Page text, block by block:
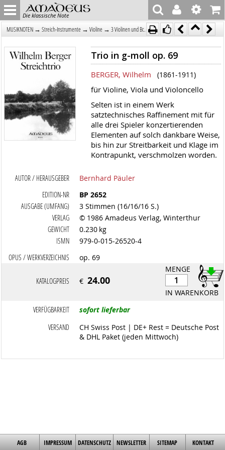
Die klassische Note
MUSIKNOTEN → Streich-Instrumente → Violine → 3 Violinen und Bc.
Trio in g-moll op. 69
BERGER, Wilhelm (1861-1911)
für Violine, Viola und Violoncello
Selten ist in einem Werk
satztechnisches Raffinement mit für
alle drei Spieler konzertierenden
Elementen auf solch dankbare Weise,
bis hin zur Streitbarkeit und Klage im
Kontrapunkt, verschmolzen worden.
AUTOR / HERAUSGEBER
Bernhard Päuler
EDITION-NR
BP 2652
AUSGABE (UMFANG)
3 Stimmen (16/16/16 S.)
VERLAG
© 1986 Amadeus Verlag, Winterthur
GEWICHT
0.230 kg
ISMN
979-0-015-26520-4
OPUS / WERKVERZEICHNIS
op. 69
MENGE
IN WARENKORB
KATALOGPREIS €24.00
VERFÜGBARKEIT
sofort lieferbar
VERSAND
CH Swiss Post | DE+ Rest = Deutsche Post
& DHL Paket (jeden Mittwoch)
AGB IMPRESSUM DATENSCHUTZ NEWSLETTER SITEMAP KONTAKT